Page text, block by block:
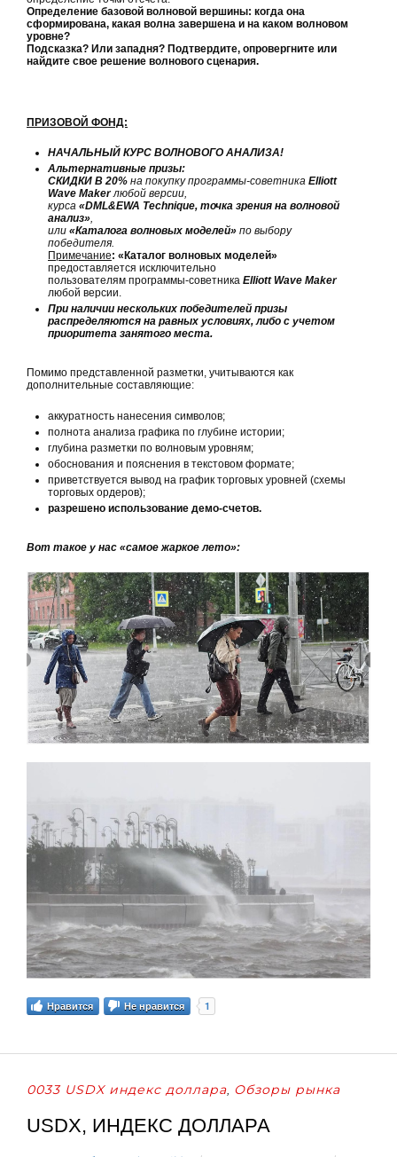
Определение базовой волновой вершины: когда она
сформирована, какая волна завершена и на каком волновом
уровне?
Подсказка? Или западня? Подтвердите, опровергните или
найдите свое решение волнового сценария.
ПРИЗОВОЙ ФОНД:
НАЧАЛЬНЫЙ КУРС ВОЛНОВОГО АНАЛИЗА!
Альтернативные призы:
СКИДКИ В 20% на покупку программы-советника Elliott
Wave Makerлюбой версии,
курса «DML&EWA Technique, точка зрения на волновой
анализ»,
или «Каталога волновых моделей» по выбору
победителя.
Примечание: «Каталог волновых моделей»
предоставляется исключительно
пользователям программы-советника Elliott Wave Maker
любой версии.
При наличии нескольких победителей призы
распределяются на равных условиях, либо с учетом
приоритета занятого места.
Помимо представленной разметки, учитываются как
дополнительные составляющие:
аккуратность нанесения символов;
полнота анализа графика по глубине истории;
глубина разметки по волновым уровням;
обоснования и пояснения в текстовом формате;
приветствуется вывод на график торговых уровней (схемы
торговых ордеров);
разрешено использование демо-счетов.
Вот такое у нас «самое жаркое лето»:
Нравится 1
Не нравится
0033 USDX индекс доллара Обзоры рынка
USDX, ИНДЕКС ДОЛЛАРА